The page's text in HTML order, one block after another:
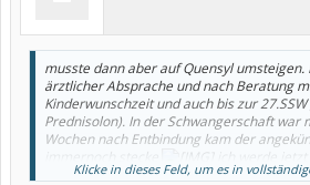
musste dann aber auf Quensyl umsteigen.
ärztlicher Absprache und nach Beratung
Kinderwunschzeit und auch bis zur
Prednisolon). In der Schwangerschaft war
Wochen nach Entbindung kam der
und wieder eine Basistherapie beginnen.
Klicke in dieses Feld, um es in